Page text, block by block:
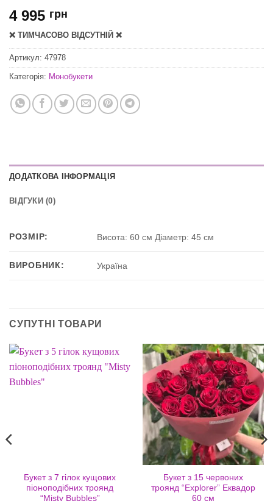
4 995 грн
❌ ТИМЧАСОВО ВІДСУТНІЙ ❌
Артикул: 47978
Категорія: Монобукети
ДОДАТКОВА ІНФОРМАЦІЯ
ВІДГУКИ (0)
РОЗМІР: Висота: 60 см Діаметр: 45 см
ВИРОБНИК: Україна
СУПУТНІ ТОВАРИ
Букет з 7 гілок кущових
піоноподібних троянд
“Misty Bubbles”
Букет з 15 червоних
троянд “Explorer” Еквадор
60 см